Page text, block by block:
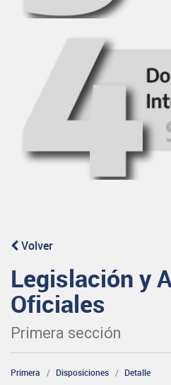
Volver
Legislación y
Oficiales
Primera sección
Primera Disposiciones Detalle